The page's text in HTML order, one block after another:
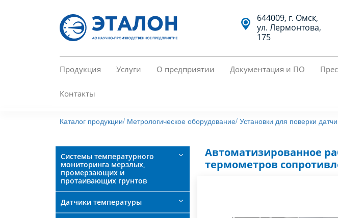
644009, г. Омск,
ул. Лермонтова,
175
Продукция Услуги О предприятии Документация и ПО
Контакты
Каталог продукции/ Метрологическое оборудование/ Установки для поверки
Системы температурного
мониторинга мерзлых,
промерзающих и
протаивающих грунтов
Датчики температуры
Автоматизированное
термометров